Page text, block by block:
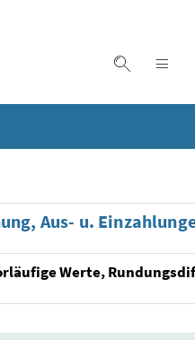
Suche
Aus- u.
Werte,